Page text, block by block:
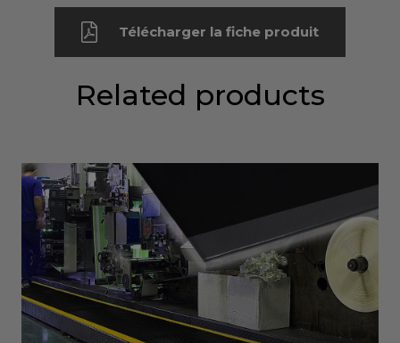
Télécharger la fiche produit
Related products